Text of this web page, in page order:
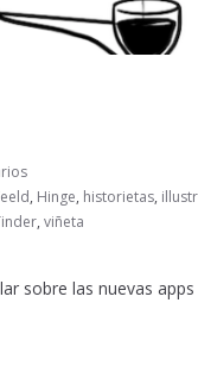
, Hinge, historietas,
, viñeta
sobre las nuevas